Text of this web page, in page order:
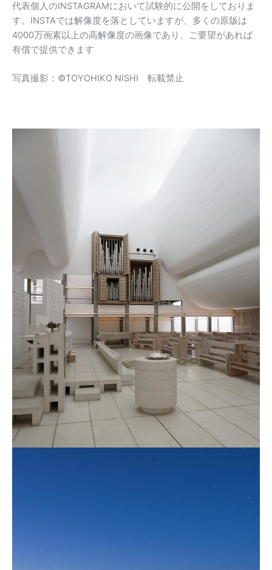
代表個人のINSTAGRAMにおいて試験的に公開をしておりま
す。INSTAでは解像度を落としていますが、多くの原版は
4000万画素以上の高解像度の画像であり、ご要望があれば
有償で提供できます
写真撮影：©TOYOHIKO NISHI 転載禁止